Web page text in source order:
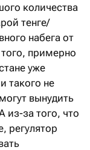
количества
тенге/
набега от
примерно
уже
такого не
вынудить
из-за того, что
регулятор